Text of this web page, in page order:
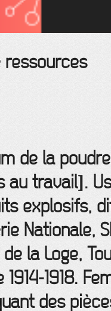
ressources
de la
au travail].
explosifs,
Nationale,
la Loge,
1914-1918.
des